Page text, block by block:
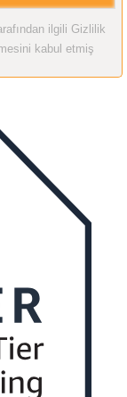
ilgili Gizlilik
kabul etmiş